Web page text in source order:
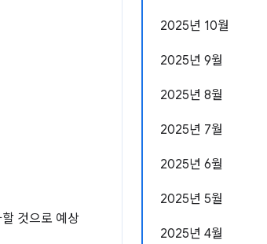
2025년 10월
2025년 9월
2025년 8월
2025년 7월
2025년 6월
2025년 5월
2025년 4월
것으로 예상